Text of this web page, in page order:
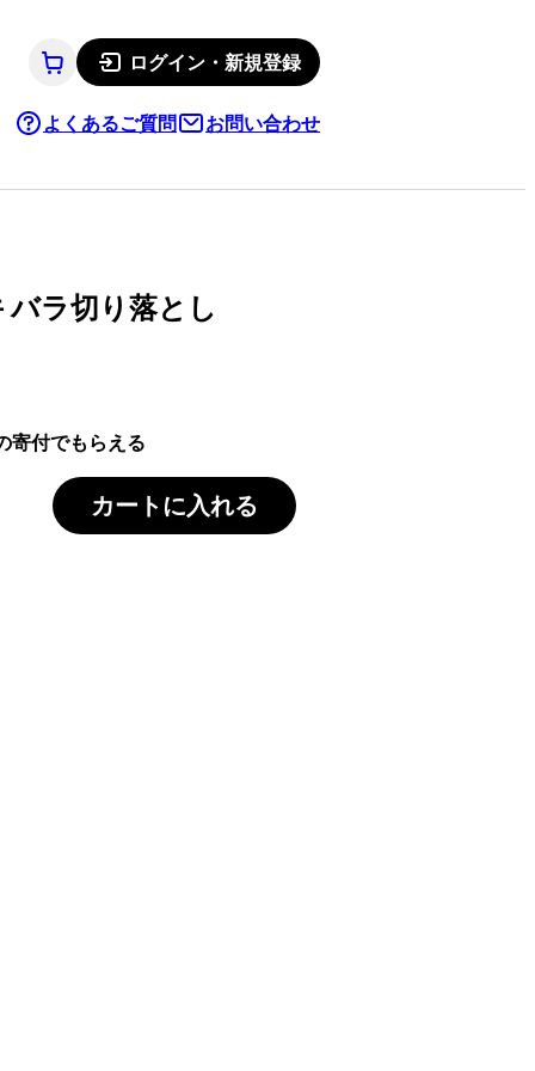
ログイン・新規登録
よくあるご質問 お問い合わせ
バラ切り落とし
寄付でもらえる
カートに入れる